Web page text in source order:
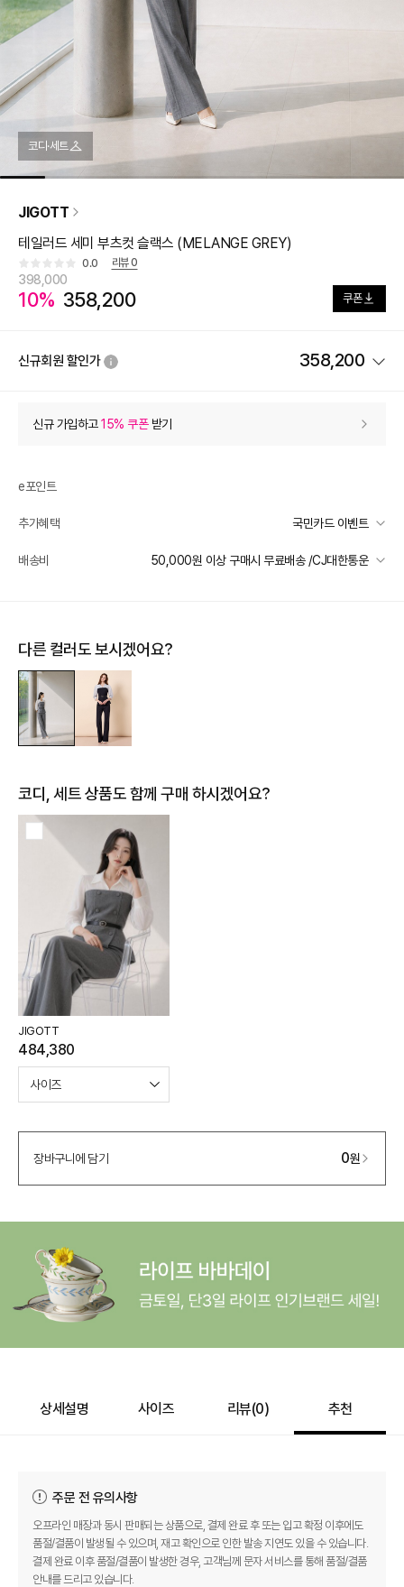
코디·세트
JIGOTT
테일러드 세미 부츠컷 슬랙스 (MELANGE GREY)
0.0 리뷰0
398,000
10% 358,200 쿠폰
신규회원 할인가 358,200
상품 할인 (자동적용)
상품 쿠폰 할인 - 0
[지고트] 10% 쿠폰 - 0
e포인트 (보유 : 0P)
바바캐시 1% 할인
신규 가입하고15% 쿠폰받기
e포인트
추가혜택 국민카드 이벤트
국민카드 이벤트
배송비 50,000원 이상 구매시 무료배송 /CJ대한통운
제주 도서산간 지역
배송 가능 지역
다른 컬러도 보시겠어요?
코디, 세트 상품도 함께 구매 하시겠어요?
JIGOTT
484,380
장바구니에 담기 0원
상세설명 사이즈 리뷰(0) 추천
주문 전 유의사항
오프라인 매장과 동시 판매되는 상품으로, 결제 완료 후 또는 입고 확정 이후에도
품절/결품이 발생될 수 있으며, 재고 확인으로 인한 발송 지연도 있을 수 있습니다.
결제 완료 이후 품절/결품이 발생한 경우, 고객님께 문자 서비스를 통해 품절/결품
안내를 드리고 있습니다.